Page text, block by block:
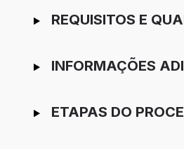
REQUISITOS E
INFORMAÇÕES
ETAPAS DO